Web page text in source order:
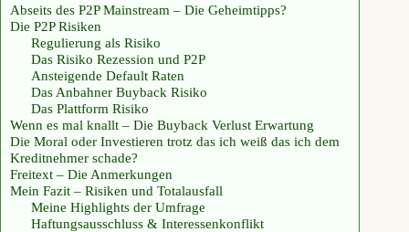
Abseits des P2P Mainstream – Die Geheimtipps?
Die P2P Risiken
Regulierung als Risiko
Das Risiko Rezession und P2P
Ansteigende Default Raten
Das Anbahner Buyback Risiko
Das Plattform Risiko
Wenn es mal knallt – Die Buyback Verlust Erwartung
Die Moral oder Investieren trotz das ich weiß das ich dem
Kreditnehmer schade?
Freitext – Die Anmerkungen
Mein Fazit – Risiken und Totalausfall
Meine Highlights der Umfrage
Haftungsausschluss & Interessenkonflikt